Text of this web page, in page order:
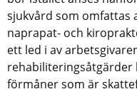
sjukvård som omfattas
naprapat- och
ett led i av
rehabiliteringsåtgärder
förmåner som är